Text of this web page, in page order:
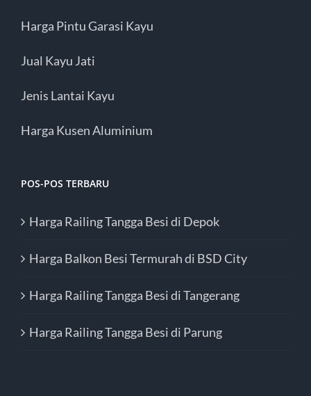
Harga Pintu Garasi Kayu
Jual Kayu Jati
Jenis Lantai Kayu
Harga Kusen Aluminium
POS-POS TERBARU
Harga Railing Tangga Besi di Depok
Harga Balkon Besi Termurah di BSD City
Harga Railing Tangga Besi di Tangerang
Harga Railing Tangga Besi di Parung